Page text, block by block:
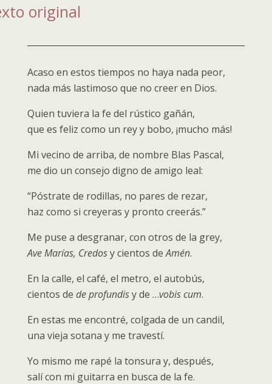
original
Acaso en estos tiempos no haya nada peor,
nada más lastimoso que no creer en Dios.
Quien tuviera la fe del rústico gañán,
que es feliz como un rey y bobo, ¡mucho más!
Mi vecino de arriba, de nombre Blas Pascal,
me dio un consejo digno de amigo leal:
“Póstrate de rodillas, no pares de rezar,
haz como si creyeras y pronto creerás.”
Me puse a desgranar, con otros de la grey,
Ave Marías, Credosy cientos deAmén.
En la calle, el café, el metro, el autobús,
cientos de de profundisy de …vobis cum.
En estas me encontré, colgada de un candil,
una vieja sotana y me travestí.
Yo mismo me rapé la tonsura y, después,
salí con mi guitarra en busca de la fe.